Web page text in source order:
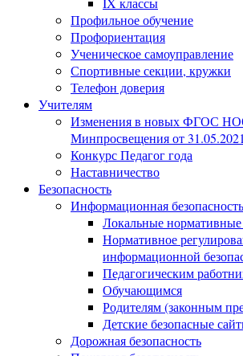
Профильное обучение
Профориентация
Ученическое самоуправление
Спортивные секции, кружки
Телефон доверия
Учителям
Изменения в новых ФГОС
Минпросвещения от
Конкурс Педагог года
Наставничество
Безопасность
Информационная безопасность
Локальные
Нормативное
информационной
Педагогическим
Обучающимся
Родителям (законным
Детские безопасные
Дорожная безопасность